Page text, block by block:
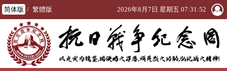
简体版 / 繁體版 2026年8月7日 星期五 07:31:53